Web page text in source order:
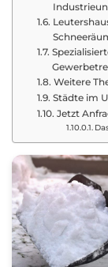
Weitere
Städte im
Jetzt